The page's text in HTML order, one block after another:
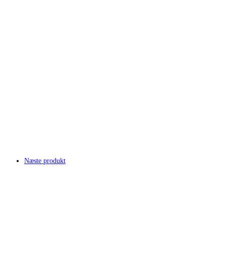
Næste produkt